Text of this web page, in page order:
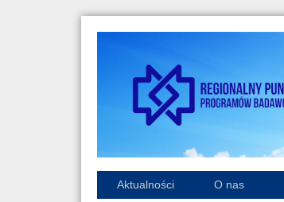
Aktualności O nas